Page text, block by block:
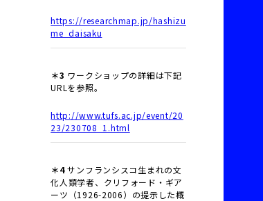
https://researchmap.jp/hashizu
me_daisaku
＊3 ワークショップの詳細は下記
URLを参照。
http://www.tufs.ac.jp/event/20
23/230708_1.html
＊4サンフランシスコ生まれの文
化人類学者、クリフォード・ギア
ーツ（1926-2006）の提示した概